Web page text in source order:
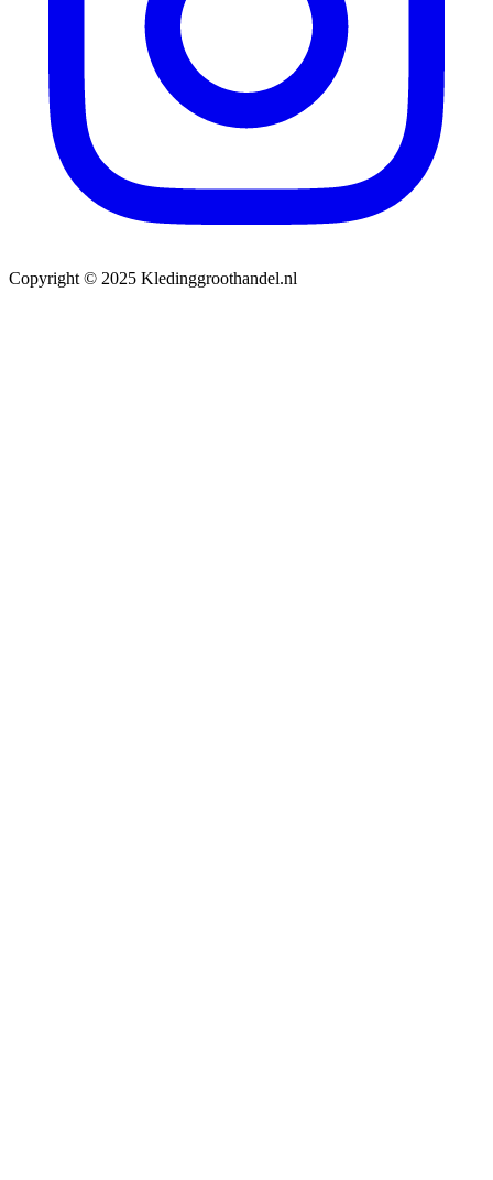
Copyright © 2025 Kledinggroothandel.nl